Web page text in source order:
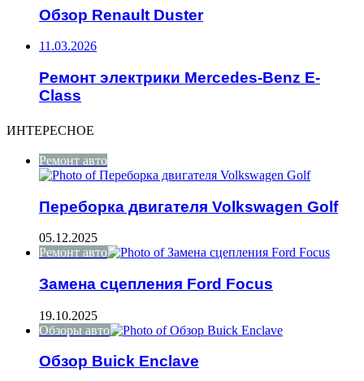
Обзор Renault Duster
11.03.2026
Ремонт электрики Mercedes-Benz E-
Class
ИНТЕРЕСНОЕ
Ремонт авто
Переборка двигателя Volkswagen Golf
05.12.2025
Ремонт авто
Замена сцепления Ford Focus
19.10.2025
Обзоры авто
Обзор Buick Enclave